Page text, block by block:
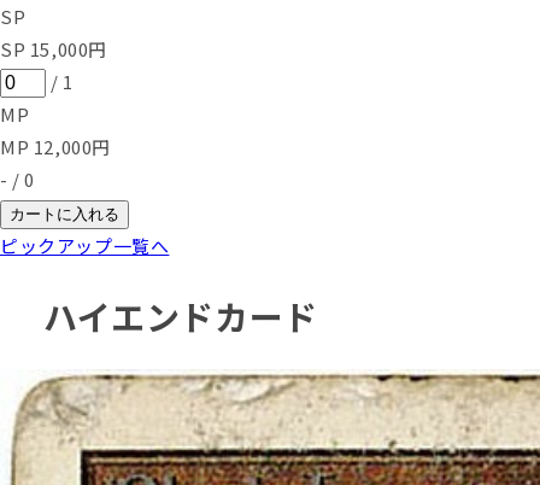
SP
SP 15,000円
/ 1
MP
MP 12,000円
- / 0
カートに入れる
ピックアップ一覧へ
ハイエンドカード